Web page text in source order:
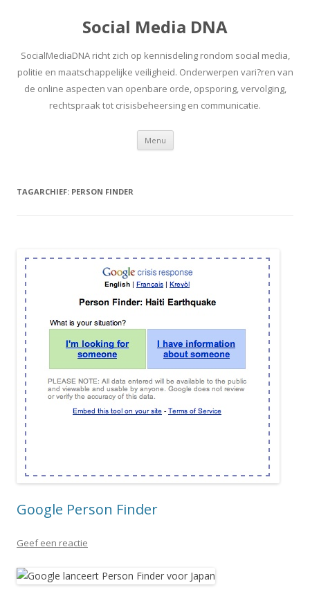
Social Media DNA
SocialMediaDNA richt zich op kennisdeling rondom social media,
politie en maatschappelijke veiligheid. Onderwerpen vari?ren van
de online aspecten van openbare orde, opsporing, vervolging,
rechtspraak tot crisisbeheersing en communicatie.
Menu Spring
inhoud
TAGARCHIEF: PERSON FINDER
Google Person Finder
Geef een reactie